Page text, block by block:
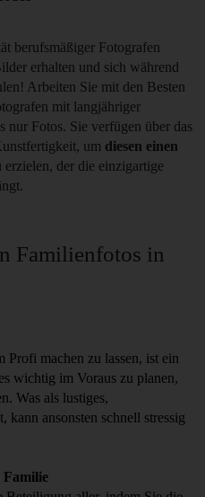
berufsmäßiger Fotografen
erhalten und sich während
Arbeiten Sie mit den Besten
mit langjähriger
nur Fotos. Sie verfügen über das
um diesen einen
der die einzigartige
Familienfotos in
machen zu lassen, ist ein
wichtig im Voraus zu planen,
Was als lustiges,
kann ansonsten schnell stressig
Familie